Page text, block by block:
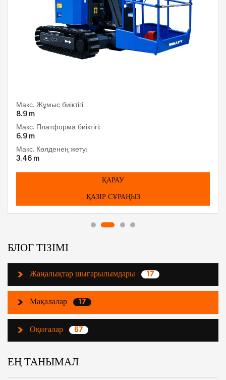
Макс. Жұмыс биіктігі:
8.9 m
Макс. Платформа биіктігі:
6.9 m
Макс. Көлденең жету:
3.46 m
ҚАРАУ
ҚАЗІР СҰРАҢЫЗ
БЛОГ ТІЗІМІ
Жаңалықтар шығарылымдары 17
Мақалалар 17
Оқиғалар 67
ЕҢ ТАНЫМАЛ